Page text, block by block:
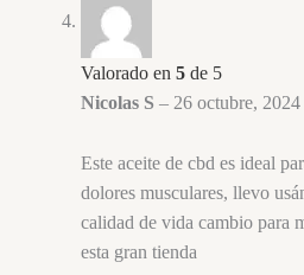
Valorado en 5 de 5
Nicolas S – 26 octubre, 2024
Este aceite de cbd es ideal
dolores musculares, llevo
calidad de vida cambio para
esta gran tienda